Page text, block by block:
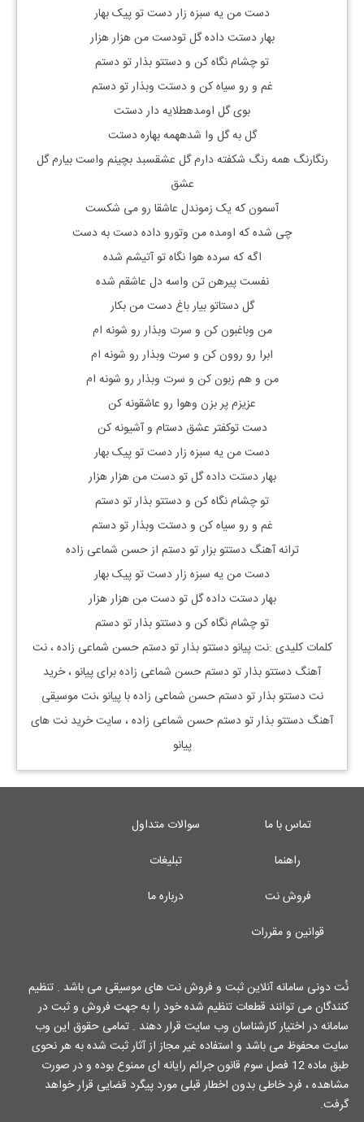
دست من یه سبزه زار دست تو پیک بهار
بهار دستت داده گل تودست من هزار هزار
تو چشام نگاه کن و دستتو بذار تو دستم
غم و رو سیاه کن و دستت وبذار تو دستم
بوی گل اومدهطلایه دار دستت
گل به گل وا شدههمه بهاره دستت
رنگارنگ همه رنگ شکفته دارم گل عشقسبد بچینم واست بیارم گل
عشق
آسمون که یک زموندل عاشقا رو می شکست
چی شده که اومده من وتورو داده دست به دست
اگه که سرده هوا نگاه تو آتیشم شده
نفست پیرهن تن واسه دل عاشقم شده
گل دستاتو بیار باغ دست من بکار
من وباغبون کن و سرت وبذار رو شونه ام
ابرا رو روون کن و سرت وبذار رو شونه ام
من و هم زبون کن و سرت وبذار رو شونه ام
عزیزم پر بزن وهوا رو عاشقونه کن
دست توکفتر عشق دستام و آشیونه کن
دست من یه سبزه زار دست تو پیک بهار
بهار دستت داده گل تو دست من هزار هزار
تو چشام نگاه کن و دستتو بذار تو دستم
غم و رو سیاه کن و دستت وبذار تو دستم
ترانه آهنگ دستتو بزار تو دستم از حسن شماعی زاده
دست من یه سبزه زار دست تو پیک بهار
بهار دستت داده گل تو دست من هزار هزار
تو چشام نگاه کن و دستتو بذار تو دستم
کلمات کلیدی :نت پیانودستتو بذار تو دستم حسن شماعی زاده، نت
آهنگ دستتو بذار تو دستم حسن شماعی زادهبرای پیانو ، خرید
نتدستتو بذار تو دستم حسن شماعی زادهبا پیانو ،نت موسیقی
آهنگ دستتو بذار تو دستم حسن شماعی زاده، سایت خرید نت های
پیانو
تماس با ما
سوالات متداول
راهنما
تبلیغات
فروش نت
درباره ما
قوانین و مقررات
نُت دونی سامانه آنلاین ثبت و فروش نت های موسیقی می باشد . تنظیم
کنندگان می توانند قطعات تنظیم شده خود را به جهت فروش و ثبت در
سامانه در اختیار کارشناسان وب سایت قرار دهند . تمامی حقوق این وب
سایت محفوظ می باشد و استفاده غیر مجاز از آثار ثبت شده به هر نحوی
طبق ماده 12 فصل سوم قانون جرائم رایانه ای ممنوع بوده و در صورت
مشاهده ، فرد خاطی بدون اخطار قبلی مورد پیگرد قضایی قرار خواهد
گرفت.